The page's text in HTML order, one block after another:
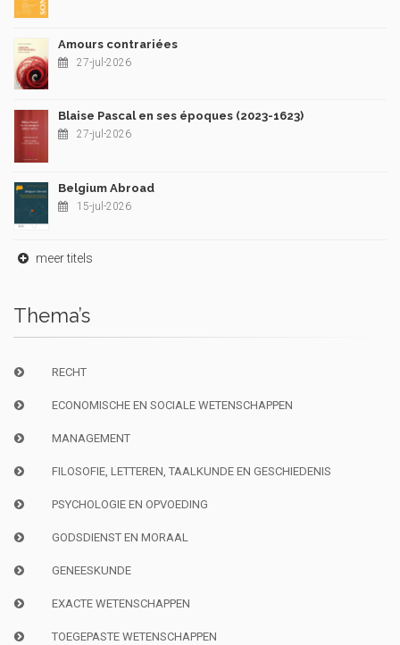
Amours contrariées
27-jul-2026
Blaise Pascal en ses époques (2023-1623)
27-jul-2026
Belgium Abroad
15-jul-2026
meer titels
Thema’s
RECHT
ECONOMISCHE EN SOCIALE WETENSCHAPPEN
MANAGEMENT
FILOSOFIE, LETTEREN, TAALKUNDE EN GESCHIEDENIS
PSYCHOLOGIE EN OPVOEDING
GODSDIENST EN MORAAL
GENEESKUNDE
EXACTE WETENSCHAPPEN
TOEGEPASTE WETENSCHAPPEN